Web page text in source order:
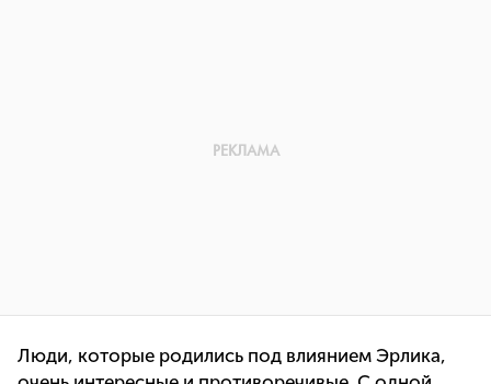
Люди, которые родились под влиянием Эрлика,